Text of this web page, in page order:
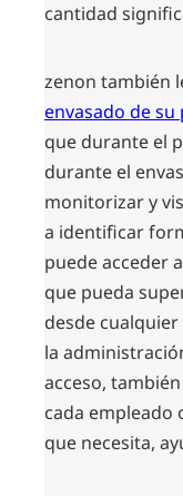
cantidad
zenon también
envasado de
que durante el
durante el
monitorizar y
a identificar
puede acceder
que pueda
desde
la
acceso,
cada empleado
que necesita,